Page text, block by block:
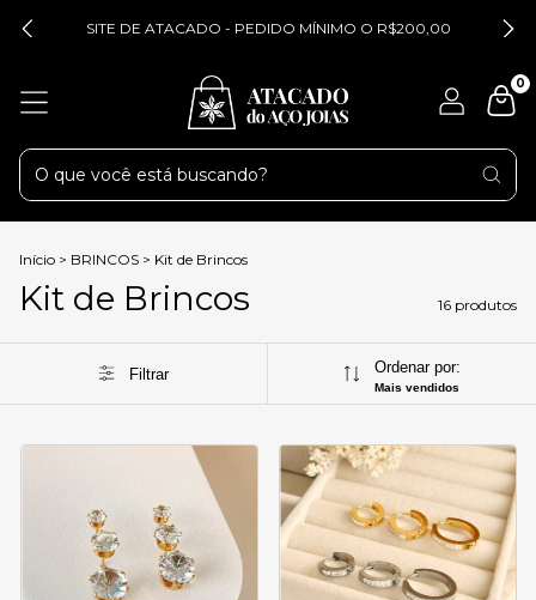
SITE DE ATACADO - PEDIDO MÍNIMO O R$200,00
0
Início > BRINCOS > Kit de Brincos
Kit de Brincos 16 produtos
Filtrar Ordenar por:
Mais vendidos